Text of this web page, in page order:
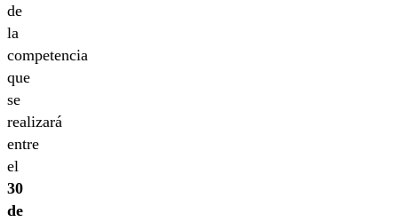
de
la
competencia
que
se
realizará
entre
el
30
de